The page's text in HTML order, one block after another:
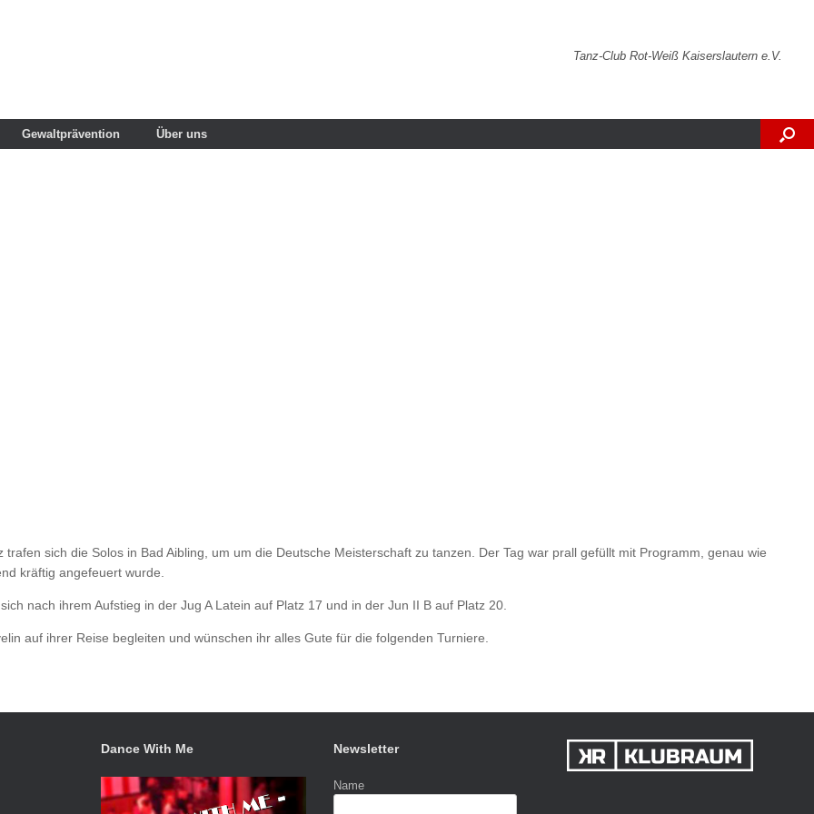
Tanz-Club Rot-Weiß Kaiserslautern e.V.
Gewaltprävention Über uns
sich die Solos in Bad Aibling, um um die Deutsche Meisterschaft zu tanzen. Der Tag war prall gefüllt mit Programm, genau wie
kräftig angefeuert wurde.
nach ihrem Aufstieg in der Jug A Latein auf Platz 17 und in der Jun II B auf Platz 20.
auf ihrer Reise begleiten und wünschen ihr alles Gute für die folgenden Turniere.
Dance With Me Newsletter
Name